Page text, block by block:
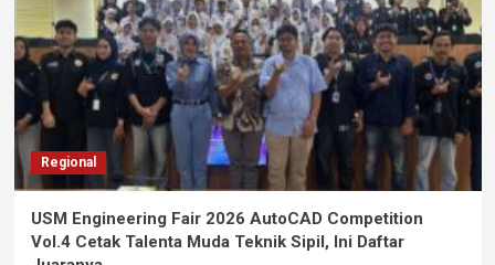
Regional
USM Engineering Fair 2026 AutoCAD Competition
Vol.4 Cetak Talenta Muda Teknik Sipil, Ini Daftar